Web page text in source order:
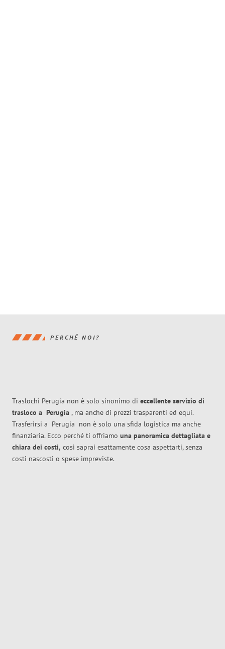
PERCHÉ NOI?
Traslochi Perugia non è solo sinonimo di eccellente servizio di
trasloco a Perugia , ma anche di prezzi trasparenti ed equi.
Trasferirsi a Perugia non è solo una sfida logistica ma anche
finanziaria. Ecco perché ti offriamo una panoramica dettagliata e
chiara dei costi, così saprai esattamente cosa aspettarti, senza
costi nascosti o spese impreviste.